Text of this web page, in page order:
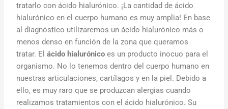
tratarlo con ácido hialurónico. ¡La cantidad de ácido
hialurónico en el cuerpo humano es muy amplia! En base
al diagnóstico utilizaremos un ácido hialurónico más o
menos denso en función de la zona que queramos
tratar. Elácido hialurónico es un producto inocuo para el
organismo. No lo tenemos dentro del cuerpo humano en
nuestras articulaciones, cartílagos y en la piel. Debido a
ello, es muy raro que se produzcan alergias cuando
realizamos tratamientos con el ácido hialurónico. Su